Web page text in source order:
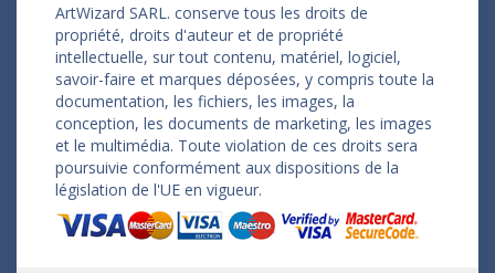
ArtWizard SARL. conserve tous les droits de
propriété, droits d'auteur et de propriété
intellectuelle, sur tout contenu, matériel, logiciel,
savoir-faire et marques déposées, y compris toute la
documentation, les fichiers, les images, la
conception, les documents de marketing, les images
et le multimédia. Toute violation de ces droits sera
poursuivie conformément aux dispositions de la
législation de l'UE en vigueur.